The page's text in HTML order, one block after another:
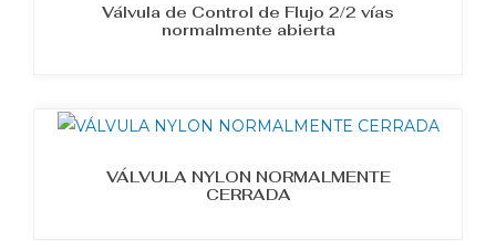
Válvula de Control de Flujo 2/2 vías
normalmente abierta
VÁLVULA NYLON NORMALMENTE
CERRADA